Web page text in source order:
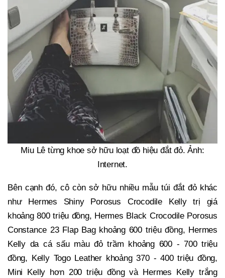
Miu Lê từng khoe sở hữu loạt đồ hiệu đắt đỏ. Ảnh:
Internet.
Bên cạnh đó, cô còn sở hữu nhiều mẫu túi đắt đỏ khác
như Hermes Shiny Porosus Crocodile Kelly trị giá
khoảng 800 triệu đồng, Hermes Black Crocodile Porosus
Constance 23 Flap Bag khoảng 600 triệu đồng, Hermes
Kelly da cá sấu màu đỏ trầm khoảng 600 - 700 triệu
đồng, Kelly Togo Leather khoảng 370 - 400 triệu đồng,
Mini Kelly hơn 200 triệu đồng và Hermes Kelly trắng